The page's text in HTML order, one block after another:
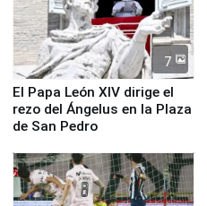
7
El Papa León XIV dirige el
rezo del Ángelus en la Plaza
de San Pedro